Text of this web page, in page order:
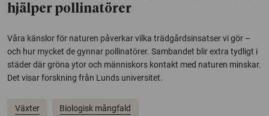
hjälper pollinatörer
Våra känslor för naturen påverkar vilka trädgårdsinsatser vi gör –
och hur mycket de gynnar pollinatörer. Sambandet blir extra tydligt i
städer där gröna ytor och människors kontakt med naturen minskar.
Det visar forskning från Lunds universitet.
Växter Biologisk mångfald